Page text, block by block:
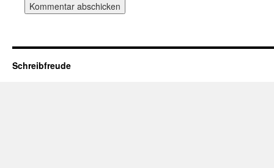
Schreibfreude